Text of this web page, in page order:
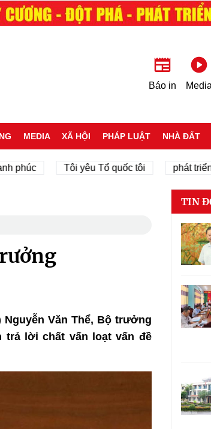
Báo in Media
MEDIA XÃ HỘI PHÁP LUẬT NHÀ ĐẤT
Tôi yêu Tổ quốc tôi phát triển
Nguyễn Văn Thể, Bộ trưởng
trả lời chất vấn loạt vấn đề
TIN